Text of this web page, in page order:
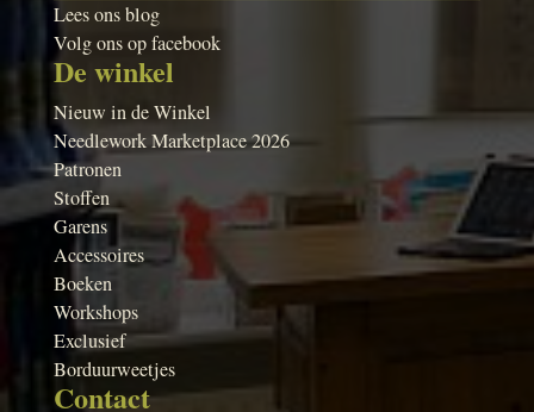
Lees ons blog
Volg ons op facebook
De winkel
Nieuw in de Winkel
Needlework Marketplace 2026
Patronen
Stoffen
Garens
Accessoires
Boeken
Workshops
Exclusief
Borduurweetjes
Contact